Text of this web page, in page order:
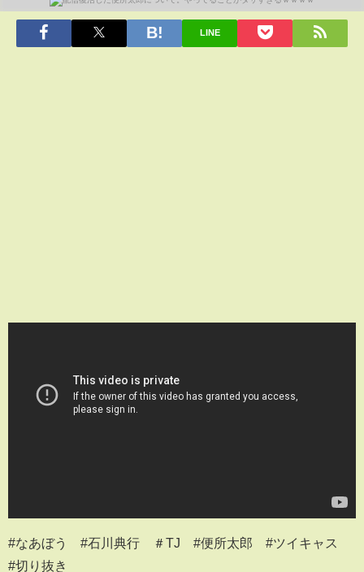
LINE
#なあぼう #石川典行 ＃TJ #便所太郎 #ツイキャス
#切り抜き